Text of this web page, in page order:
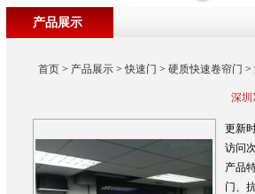
产品展示
首页> 产品展示>快速门 > 硬质快速卷帘门 >
深圳
更新
访问
产品
门、